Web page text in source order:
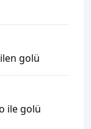
golü
ile golü